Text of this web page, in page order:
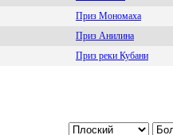
Приз Мономаха
Приз Анилина
Приз реки Кубани